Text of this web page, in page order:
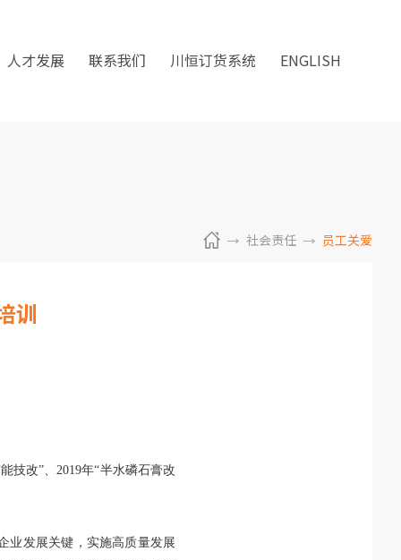
人才发展 联系我们 川恒订货系统 ENGLISH
社会责任 员工关爱
训
技改”、2019年“半水磷石膏改
业发展关键，实施高质量发展